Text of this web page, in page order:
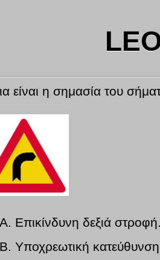
είναι η σημασία του
Επικίνδυνη δεξιά
Υποχρεωτική